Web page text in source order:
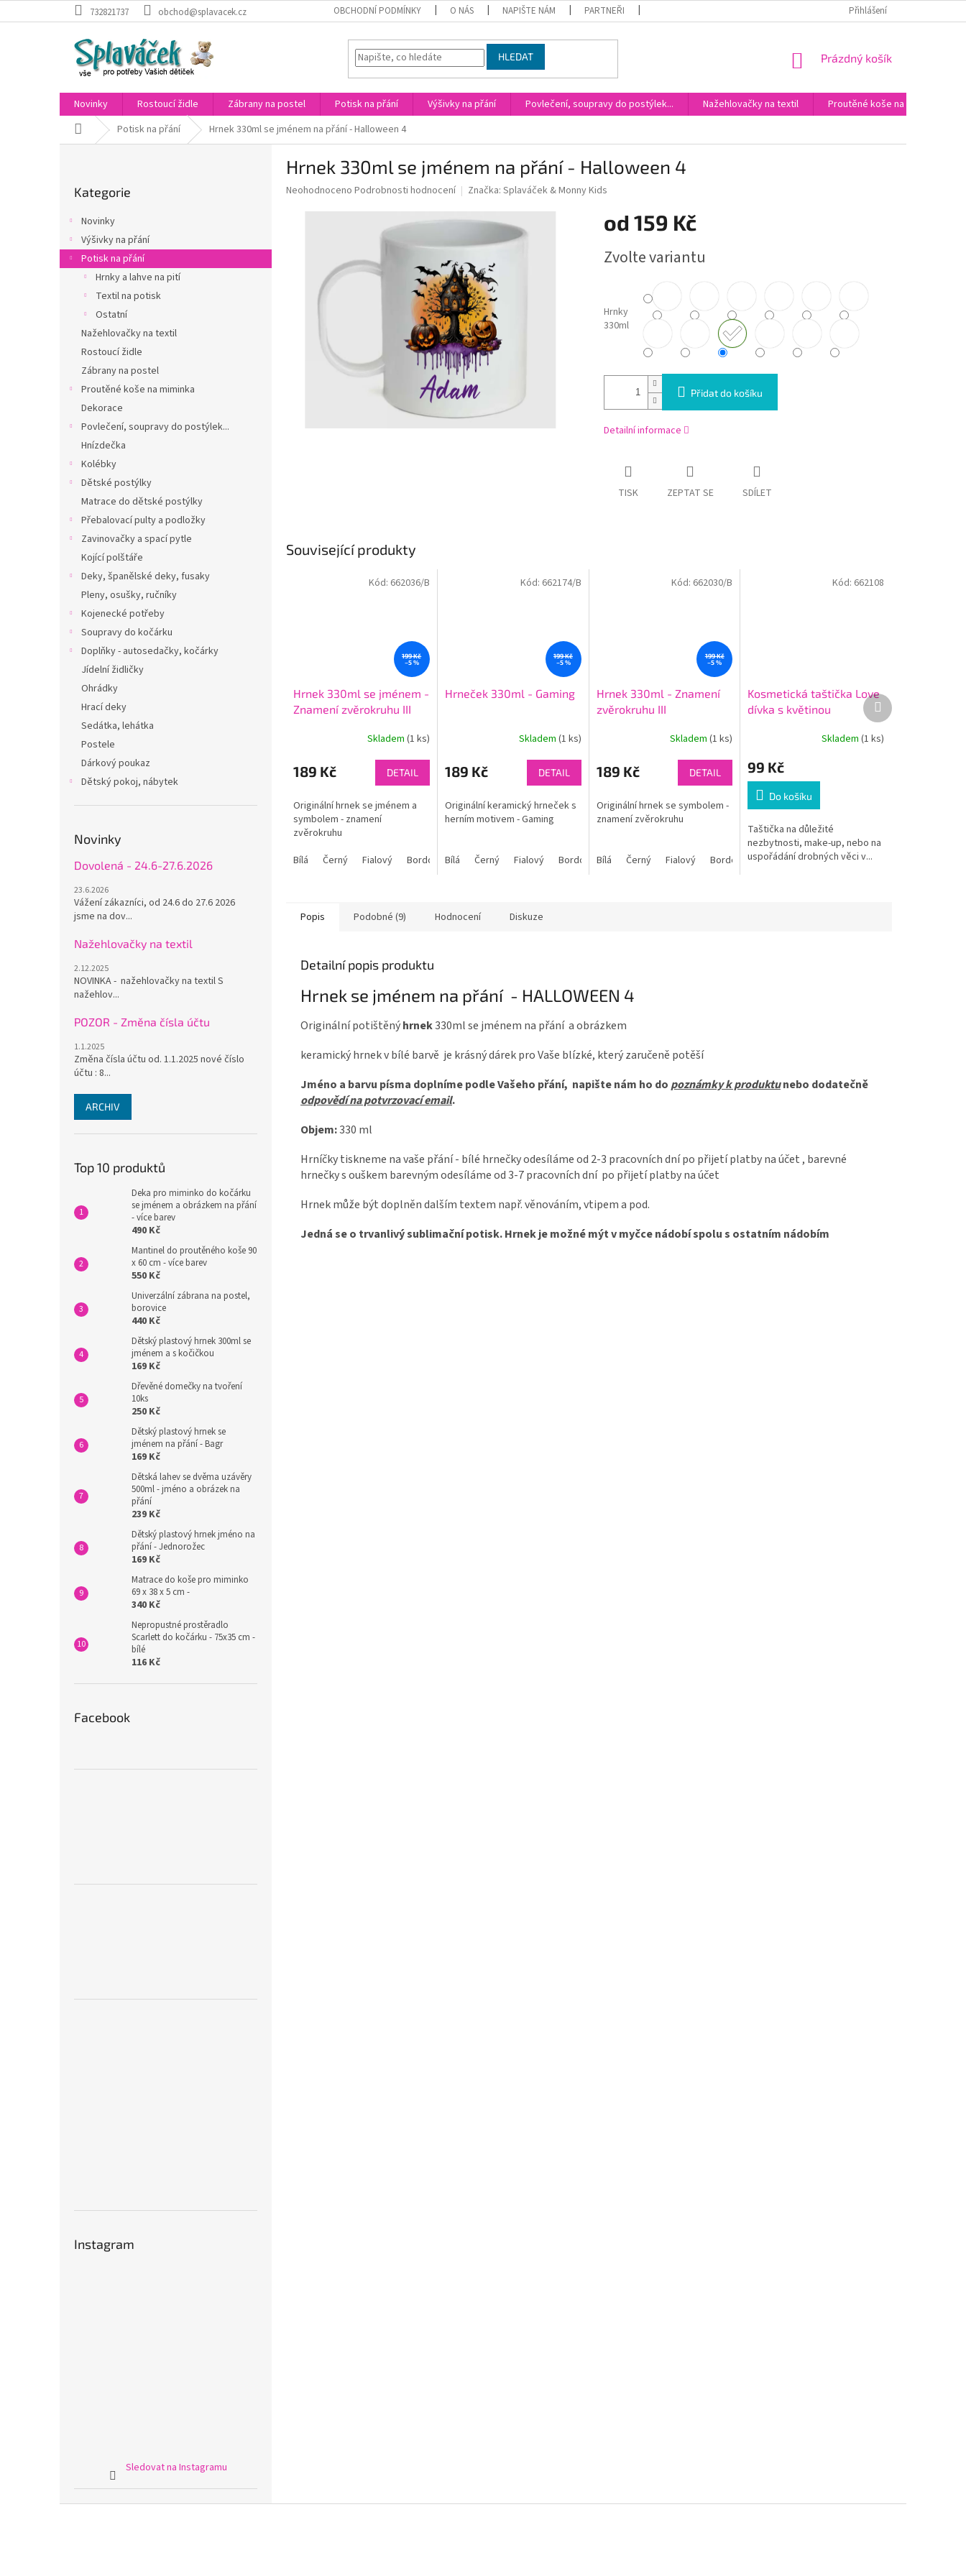
na
732821737 obchod@splavacek.cz OBCHODNÍ PODMÍNKY O NÁS NAPIŠTE NÁM PARTNEŘI Přihlášení
HLEDAT
NÁKUPNÍ
Prázdný košík
Novinky Rostoucí židle Zábrany na postel Potisk na přání Výšivky na přání Povlečení, soupravy do postýlek... Nažehlovačky na textil
Proutěné koše na miminka
Domů Potisk na přání Hrnek 330ml se jménem na přání - Halloween 4
n
kategorie
Kategorie
Novinky
Výšivky na přání
Potisk na přání
Hrnky a lahve na pití
Textil na potisk
Ostatní
Nažehlovačky na textil
Rostoucí židle
Zábrany na postel
Proutěné koše na miminka
Dekorace
Povlečení, soupravy do postýlek...
Hnízdečka
Kolébky
Dětské postýlky
Matrace do dětské postýlky
Přebalovací pulty a podložky
Zavinovačky a spací pytle
Kojící polštáře
Deky, španělské deky, fusaky
Pleny, osušky, ručníky
Kojenecké potřeby
Soupravy do kočárku
Doplňky - autosedačky, kočárky
Jídelní židličky
Ohrádky
Hrací deky
Sedátka, lehátka
Postele
Dárkový poukaz
Dětský pokoj, nábytek
Novinky
Dovolená - 24.6-27.6.2026
23.6.2026
Vážení zákazníci, od 24.6 do 27.6 2026
jsme na dov...
Nažehlovačky na textil
2.12.2025
NOVINKA - nažehlovačky na textil S
nažehlov...
POZOR - Změna čísla účtu
1.1.2025
Změna čísla účtu od. 1.1.2025 nové číslo
účtu : 8...
ARCHIV
Top 10 produktů
Deka pro miminko do kočárku
se jménem a obrázkem na přání
- více barev
490 Kč
Mantinel do proutěného koše 90
x 60 cm - více barev
550 Kč
Univerzální zábrana na postel,
borovice
440 Kč
Dětský plastový hrnek 300ml se
jménem a s kočičkou
169 Kč
Dřevěné domečky na tvoření
10ks
250 Kč
Dětský plastový hrnek se
jménem na přání - Bagr
169 Kč
Dětská lahev se dvěma uzávěry
500ml - jméno a obrázek na
přání
239 Kč
Dětský plastový hrnek jméno na
přání - Jednorožec
169 Kč
Matrace do koše pro miminko
69 x 38 x 5 cm -
340 Kč
Nepropustné prostěradlo
Scarlett do kočárku - 75x35 cm -
bílé
116 Kč
Facebook
Instagram
Sledovat na Instagramu
Hrnek 330ml se jménem na přání - Halloween 4
Průměrné
hvězdiček.
Neohodnoceno Podrobnosti hodnocení Značka: Splaváček & Monny Kids
od 159 Kč
cena:
Zvolte variantu
Hrnky
330ml
Přidat do košíku
Detailní informace
TISK ZEPTAT SE SDÍLET
Související produkty
199 Kč
–5 %
Hrnek 330ml se jménem -
Znamení zvěrokruhu III
Skladem (1 ks)
189 Kč DETAIL
Originální hrnek se jménem a
symbolem - znamení
zvěrokruhu
Bílá
Černý Fialový Bordó Modrý Světle modrý Oranžový Růžový Světle zelený Tmavě zelený Žlutý Červený
Kód: 662036/B
199 Kč
–5 %
Hrneček 330ml - Gaming
Skladem (1 ks)
189 Kč DETAIL
Originální keramický hrneček s
herním motivem - Gaming
Bílá Černý Fialový Bordó Modrý Světle modrý Oranžový Růžový Světle zelený
Kód: 662174/B
199 Kč
–5 %
Hrnek 330ml - Znamení
zvěrokruhu III
Skladem(1 ks)
189 Kč DETAIL
Originální hrnek se symbolem -
znamení zvěrokruhu
Bílá Černý Fialový Bordó Modrý Světle modrý Oranžový
Kód: 662030/B
Kosmetická taštička Love
dívka s květinou
Skladem (1 ks)
99 Kč
Do košíku
Taštička na důležité
nezbytnosti, make-up, nebo na
uspořádání drobných věci v...
Kód: 662108
Další
produkt
Popis Podobné (9) Hodnocení Diskuze
Detailní popis produktu
Hrnek se jménem na přání - HALLOWEEN 4
Originální potištěnýhrnek330ml se jménem na přání a obrázkem
keramický hrnek v bílé barvě je krásný dárek pro Vaše blízké, který zaručeně potěší
Jméno a barvu písma doplníme podle Vašeho přání, napište nám ho do poznámky k produktunebo dodatečně
odpovědí na potvrzovací email.
Objem:330 ml
Hrníčky tiskneme na vaše přání - bílé hrnečky odesíláme od 2-3 pracovních dní po přijetí platby na účet , barevné
hrnečky s ouškem barevným odesíláme od 3-7 pracovních dní po přijetí platby na účet
Hrnek může být doplněn dalším textem např. věnováním, vtipem a pod.
Jedná se o trvanlivý sublimační potisk. Hrnek je možné mýt v myčce nádobí spolu s ostatním nádobím